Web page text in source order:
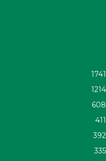
1741
1214
608
411
392
335